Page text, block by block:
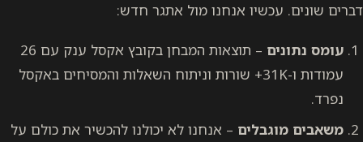
דברים שונים. עכשיו אנחנו מול אתגר חדש:
עומס נתונים
– תוצאות המבחן בקובץ אקסל ענק עם 26
עמודות ו-31K+ שורות וניתוח השאלות והמסיחים באקסל
נפרד.
משאבים מוגבלים – אנחנו לא יכולנו להכשיר את כולם על